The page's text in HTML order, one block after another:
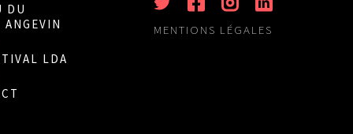
DU
ANGEVIN
LDA
MENTIONS LÉGALES